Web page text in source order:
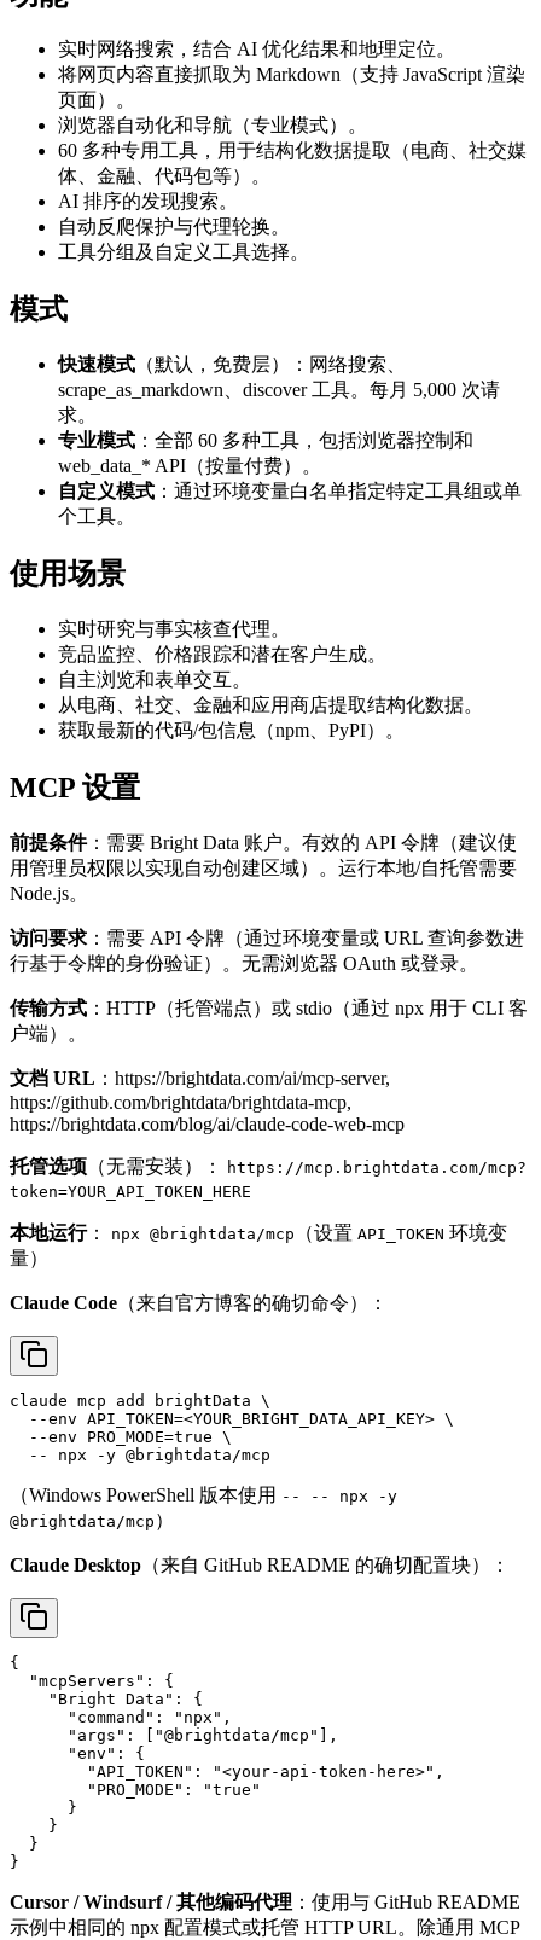
实时网络搜索，结合 AI 优化结果和地理定位。
将网页内容直接抓取为 Markdown（支持 JavaScript 渲染
页面）。
浏览器自动化和导航（专业模式）。
60 多种专用工具，用于结构化数据提取（电商、社交媒
体、金融、代码包等）。
AI 排序的发现搜索。
自动反爬保护与代理轮换。
工具分组及自定义工具选择。
模式
快速模式 （默认，免费层）：网络搜索、
scrape_as_markdown、discover 工具。每月 5,000 次请
求。
专业模式 ：全部 60 多种工具，包括浏览器控制和
web_data_* API（按量付费）。
自定义模式 ：通过环境变量白名单指定特定工具组或单
个工具。
使用场景
实时研究与事实核查代理。
竞品监控、价格跟踪和潜在客户生成。
自主浏览和表单交互。
从电商、社交、金融和应用商店提取结构化数据。
获取最新的代码/包信息（npm、PyPI）。
MCP 设置
前提条件：需要 Bright Data 账户。有效的 API 令牌（建议使
用管理员权限以实现自动创建区域）。运行本地/自托管需要
Node.js。
访问要求 ：需要 API 令牌（通过环境变量或 URL 查询参数进
行基于令牌的身份验证）。无需浏览器 OAuth 或登录。
传输方式 ：HTTP（托管端点）或 stdio（通过 npx 用于 CLI 客
户端）。
文档 URL ： https://brightdata.com/ai/mcp-server,
https://github.com/brightdata/brightdata-mcp,
https://brightdata.com/blog/ai/claude-code-web-mcp
托管选项 （无需安装）：
https://mcp.brightdata.com/mcp?
token=YOUR_API_TOKEN_HERE
本地运行： npx @brightdata/mcp （设置 API_TOKEN 环境变
量）
Claude Code （来自官方博客的确切命令）：
claude mcp add brightData \
  --env API_TOKEN=<YOUR_BRIGHT_DATA_API_KEY> \
  --env PRO_MODE=true \
（Windows PowerShell 版本使用 -- -- npx -y
@brightdata/mcp ）
Claude Desktop （来自 GitHub README 的确切配置块）：
{
  "mcpServers": {
    "Bright Data": {
      "command": "npx",
      "args": ["@brightdata/mcp"],
      "env": {
        "API_TOKEN": "<your-api-token-here>",
        "PRO_MODE": "true"
      }
    }
  }
Cursor / Windsurf / 其他编码代理 ：使用与 GitHub README
示例中相同的 npx 配置模式或托管 HTTP URL。除通用 MCP